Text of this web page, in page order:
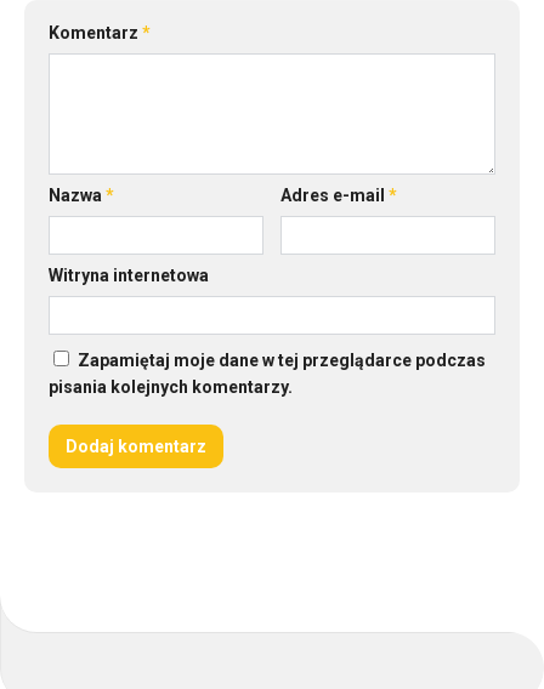
Komentarz *
Nazwa * Adres e-mail*
Witryna internetowa
Zapamiętaj moje dane w tej przeglądarce podczas
pisania kolejnych komentarzy.